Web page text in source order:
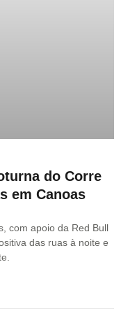
do Corre
em Canoas
com apoio da Red Bull
das ruas à noite e